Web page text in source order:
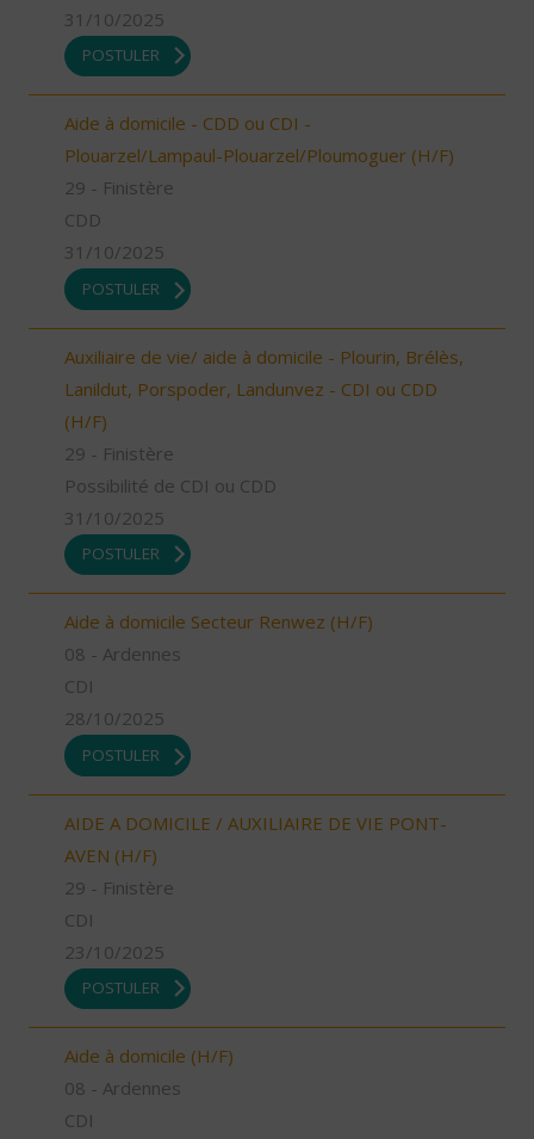
31/10/2025
POSTULER
Aide à domicile - CDD ou CDI -
Plouarzel/Lampaul-Plouarzel/Ploumoguer (H/F)
29 - Finistère
CDD
31/10/2025
POSTULER
Auxiliaire de vie/ aide à domicile - Plourin, Brélès,
Lanildut, Porspoder, Landunvez - CDI ou CDD
(H/F)
29 - Finistère
Possibilité de CDI ou CDD
31/10/2025
POSTULER
Aide à domicile Secteur Renwez (H/F)
08 - Ardennes
CDI
28/10/2025
POSTULER
AIDE A DOMICILE / AUXILIAIRE DE VIE PONT-
AVEN (H/F)
29 - Finistère
CDI
23/10/2025
POSTULER
Aide à domicile (H/F)
08 - Ardennes
CDI